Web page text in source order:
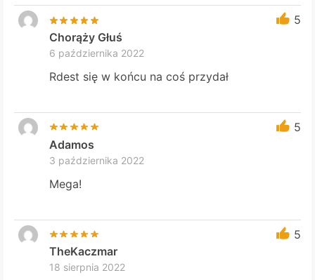
5
Chorąży Głuś
6 października 2022
Rdest się w końcu na coś przydał
5
Adamos
3 października 2022
Mega!
5
TheKaczmar
18 sierpnia 2022